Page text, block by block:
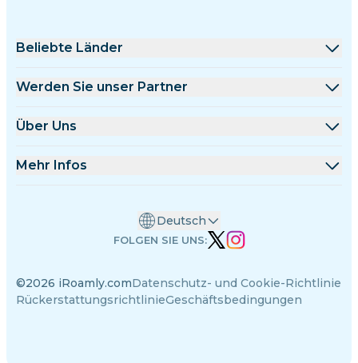
Beliebte Länder
Vereinigte Staaten
Frankreich
Indien
Werden Sie unser Partner
Großhandelsplattform
Über Uns
Über iRoamly
Mehr Infos
Autorenteam
©2026 iRoamly.comDatenschutz- und Cookie-Richtlinie
RückerstattungsrichtlinieGeschäftsbedingungen
Deutsch
FOLGEN SIE UNS: